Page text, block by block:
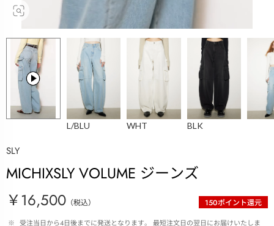
L/BLU WHT BLK
SLY
MICHIXSLY VOLUME ジーンズ
￥16,500 （税込） 150ポイント還元
※ 受注当日から4日後までに発送となります。 最短注文日の翌日にお届けいたしま